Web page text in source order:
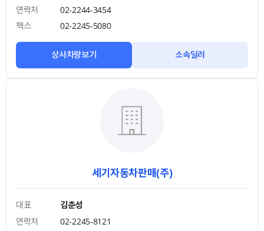
연락처
02-2244-3454
팩스
02-2245-5080
상사차량보기 소속딜러
세기자동차판매(주)
대표
김춘성
연락처
02-2245-8121